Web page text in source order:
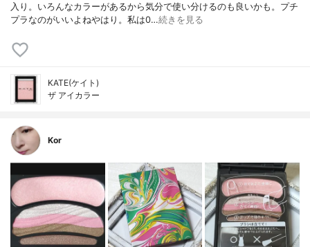
入り。いろんなカラーがあるから気分で使い分けるのも良いかも。プチ
プラなのがいいよねやはり。私は0…続きを見る
KATE(ケイト)
ザ アイカラー
Kor